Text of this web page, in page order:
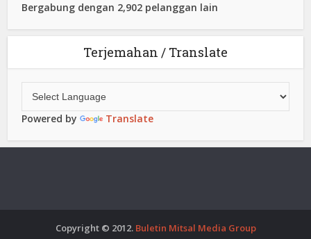
Bergabung dengan 2,902 pelanggan lain
Terjemahan / Translate
Powered by Translate
Copyright © 2012. Buletin Mitsal Media Group